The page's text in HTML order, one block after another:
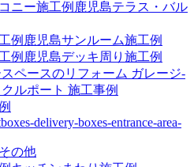
テラス・バル
サンルーム施工例
デッキ周り施工例
の他